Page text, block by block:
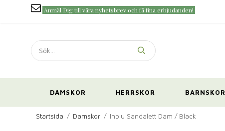
Anmäl Dig till våra nyhetsbrev och få fina erbjudanden!
DAMSKOR HERRSKOR BARNSKOR
Startsida / Damskor / Inblu Sandalett Dam / Black